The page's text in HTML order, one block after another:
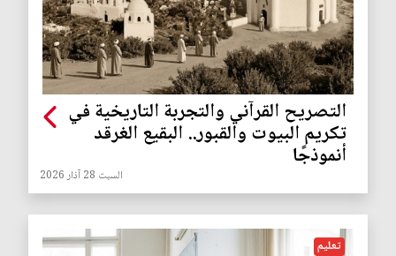
التصريح القرآني والتجربة التاريخية في
تكريم البيوت والقبور.. البقيع الغرقد
أنموذجًا
السبت 28 آذار 2026
تعليم